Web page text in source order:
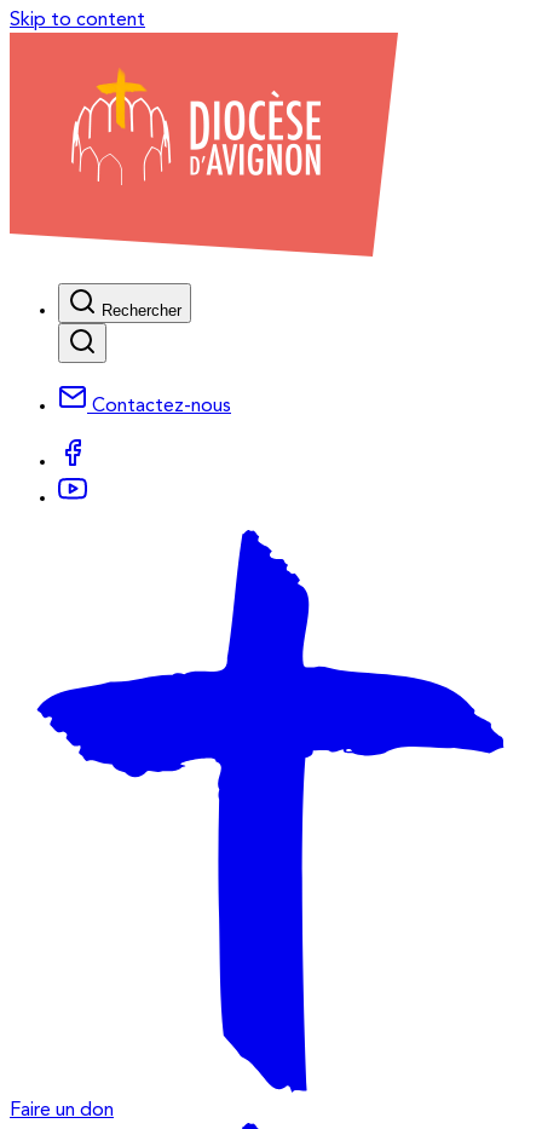
Skip to content
Rechercher
Contactez-nous
Faire un don